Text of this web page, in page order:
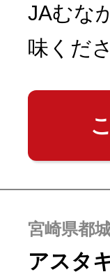
JAむな
味くだ
宮崎県都
アスタ